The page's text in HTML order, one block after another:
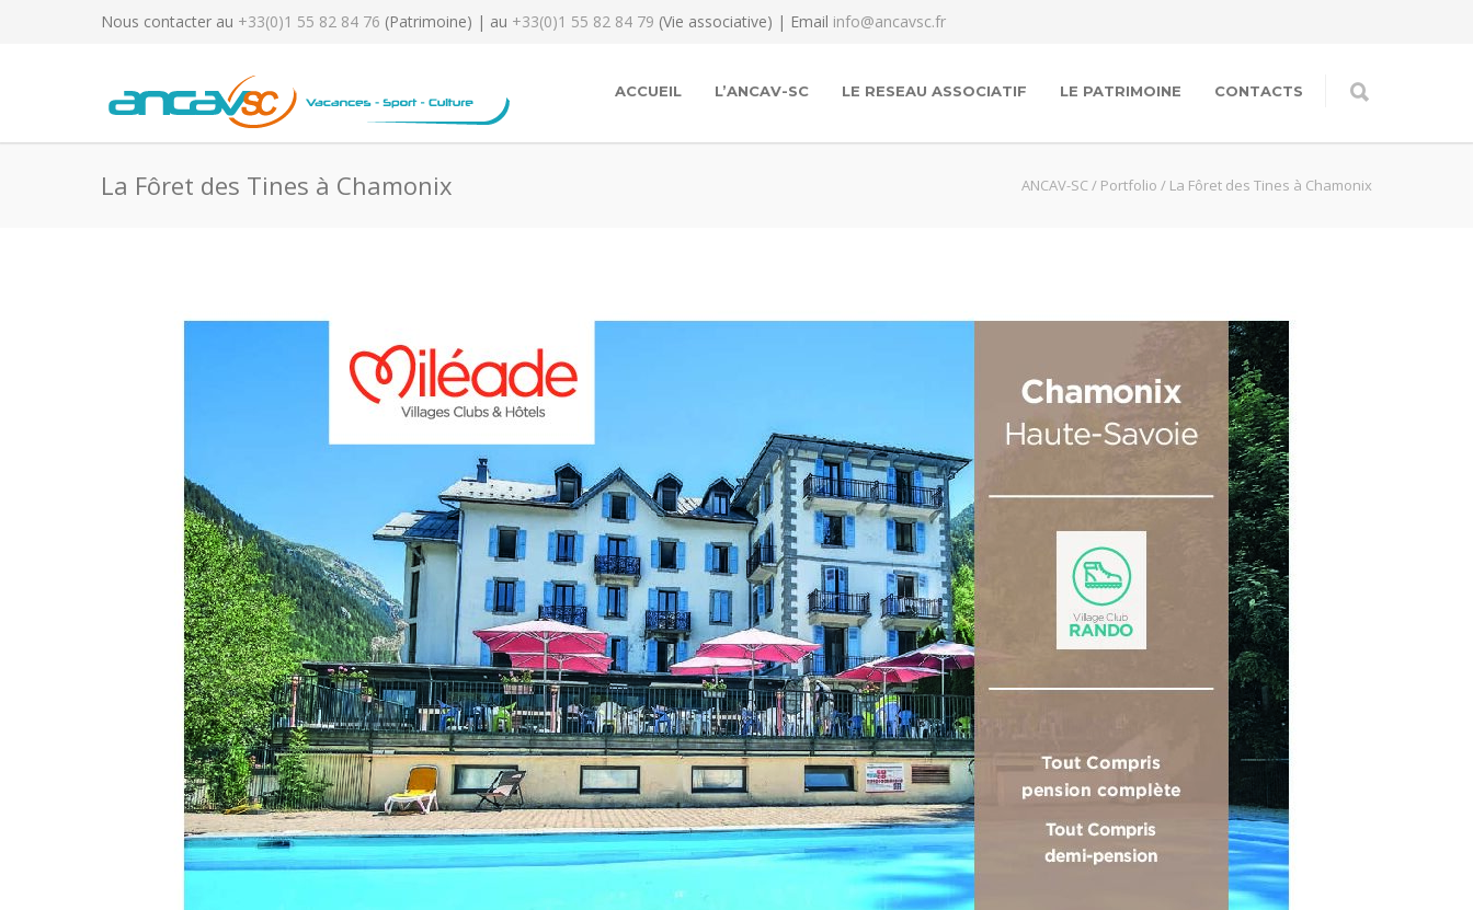
Nous contacter au +33(0)1 55 82 84 76 (Patrimoine) | au +33(0)1 55 82 84 79 (Vie associative) | Email info@ancavsc.fr
ACCUEIL L’ANCAV-SC LE RESEAU ASSOCIATIF LE PATRIMOINE CONTACTS
La Fôret des Tines à Chamonix ANCAV-SC/ Portfolio / La Fôret des Tines à Chamonix